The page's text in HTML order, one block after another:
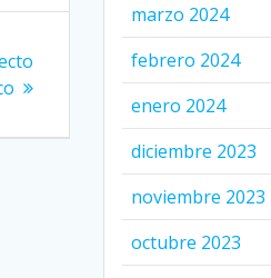
marzo 2024
febrero 2024
enero 2024
diciembre 2023
noviembre 2023
octubre 2023